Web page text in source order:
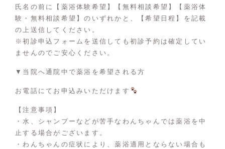
氏名の前に【薬浴体験希望】【無料相談希望】【薬浴体
験・無料相談希望】のいずれかと、【希望日程】を記載
の上送信してください。
※初診申込フォームを送信しても初診予約は確定してい
ませんのでご安心ください。
▼当院へ通院中で薬浴を希望される方
お電話にてお申込みいただけます
【注意事項】
・水、シャンプーなどが苦手なわんちゃんでは薬浴を中
止する場合がございます。
・わんちゃんの症状により、薬浴適用とならない場合も